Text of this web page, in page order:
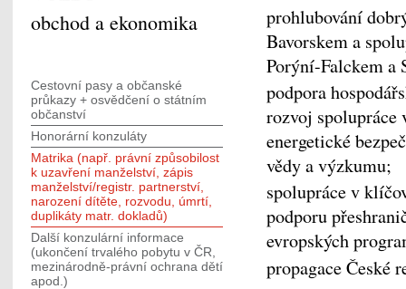
prohlubování
Bavorskem a
Porýní-Falckem a
podpora
rozvoj spolupráce
energetické
vědy a výzkumu;
spolupráce v
podporu
evropských
propagace České
obchod a ekonomika
Cestovní pasy a občanské
průkazy + osvědčení o státním
občanství
Honorární konzuláty
Matrika (např. právní způsobilost
k uzavření manželství, zápis
manželství/registr. partnerství,
narození dítěte, rozvodu, úmrtí,
duplikáty matr. dokladů)
Další konzulární informace
(ukončení trvalého pobytu v ČR,
mezinárodně-právní ochrana dětí
apod.)